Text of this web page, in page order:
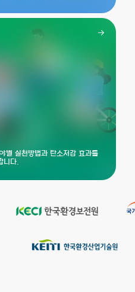
별 실천방법과 탄소저감 효과를
니다.